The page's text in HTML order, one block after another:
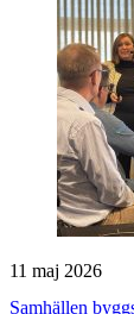
11 maj 2026
Samhällen